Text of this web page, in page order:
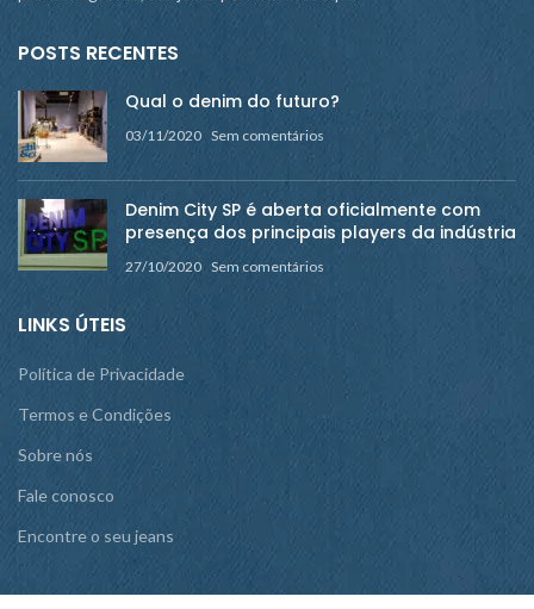
POSTS RECENTES
Qual o denim do futuro?
03/11/2020 Sem comentários
Denim City SP é aberta oficialmente com
presença dos principais players da indústria
27/10/2020 Sem comentários
LINKS ÚTEIS
Política de Privacidade
Termos e Condições
Sobre nós
Fale conosco
Encontre o seu jeans